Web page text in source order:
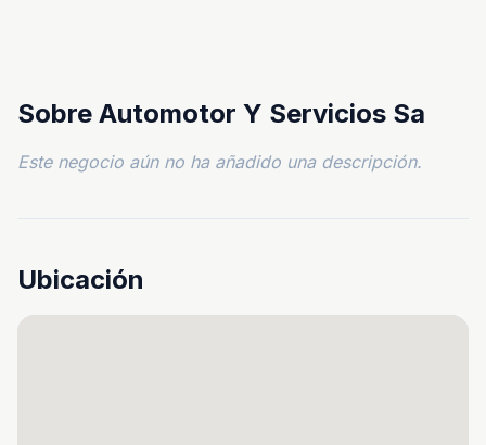
Sobre Automotor Y Servicios Sa
Este negocio aún no ha añadido una descripción.
Ubicación